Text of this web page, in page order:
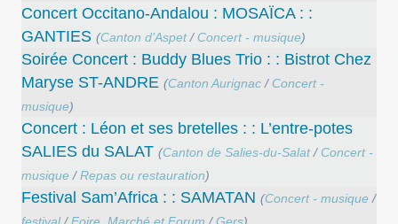
Concert Occitano-Andalou : MOSAÏCA : :
GANTIES (Canton d’Aspet/ Concert - musique)
Soirée Concert : Buddy Blues Trio : : Bistrot Chez
Maryse ST-ANDRE (Canton Aurignac/ Concert -
musique)
Concert : Léon et ses bretelles : : L’entre-potes
SALIES du SALAT (Canton de Salies-du-Salat/ Concert -
musique/Repas ou restauration)
Festival Sam’Africa : : SAMATAN (Concert - musique/